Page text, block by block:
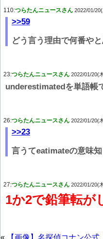
110:つらたんニュースさん 2022/01/
>>59
どう言う理由で何番や
23:つらたんニュースさん 2022/01/20(
underestimatedを単語帳
26:つらたんニュースさん 2022/01/20(
>>23
言うてeatimateの意味
27:つらたんニュースさん 2022/01/20(
1か2で鉛筆転が
« 【画像】名探偵コナン公